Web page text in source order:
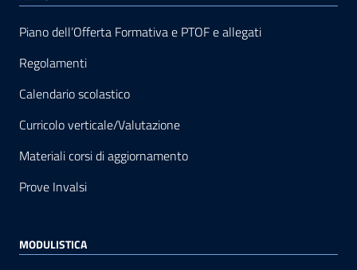
Piano dell’Offerta Formativa e PTOF e allegati
Regolamenti
Calendario scolastico
Curricolo verticale/Valutazione
Materiali corsi di aggiornamento
Prove Invalsi
MODULISTICA